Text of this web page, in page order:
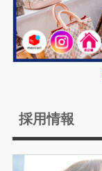
採用情報